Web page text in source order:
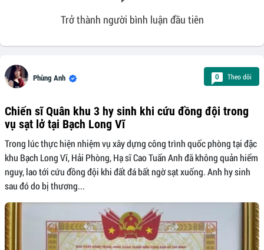
Trở thành người bình luận đầu tiên
Phùng Anh 0 Theo dõi
Chiến sĩ Quân khu 3 hy sinh khi cứu đồng đội trong
vụ sạt lở tại Bạch Long Vĩ
Trong lúc thực hiện nhiệm vụ xây dựng công trình quốc phòng tại đặc
khu Bạch Long Vĩ, Hải Phòng, Hạ sĩ Cao Tuấn Anh đã không quản hiểm
nguy, lao tới cứu đồng đội khi đất đá bất ngờ sạt xuống. Anh hy sinh
sau đó do bị thương...